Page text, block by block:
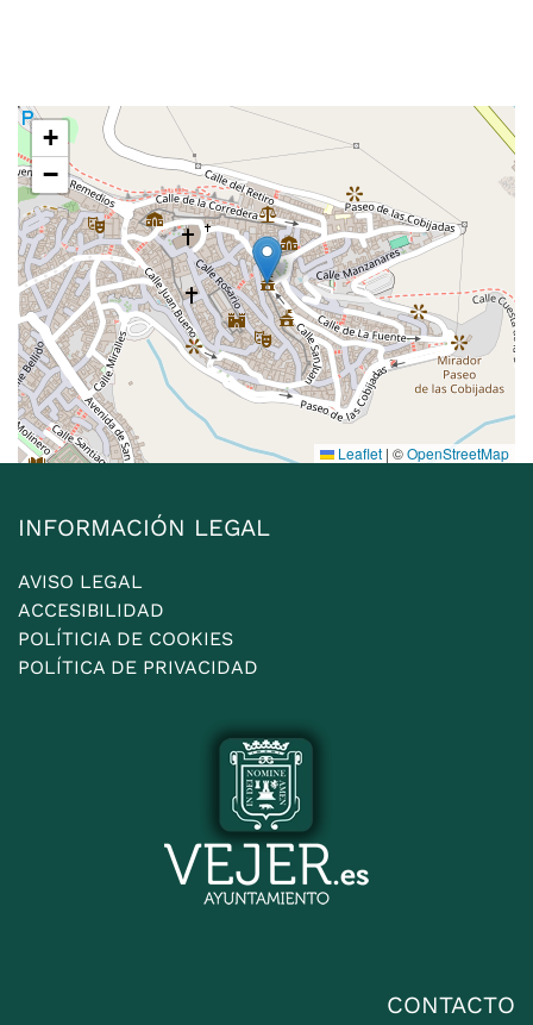
+
−
Leaflet | ©OpenStreetMap
INFORMACIÓN LEGAL
AVISO LEGAL
ACCESIBILIDAD
POLÍTICIA DE COOKIES
POLÍTICA DE PRIVACIDAD
CONTACTO